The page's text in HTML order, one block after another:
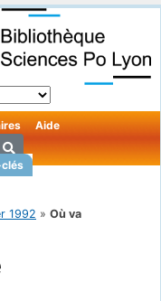
Aide
1992 » Où va